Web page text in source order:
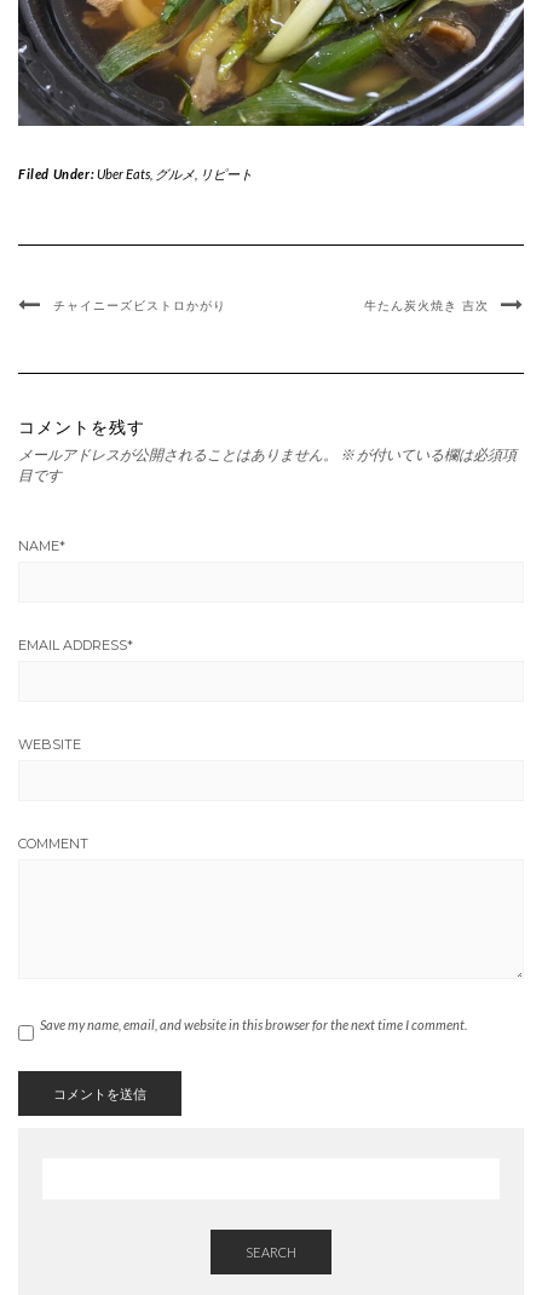
Filed Under:Uber Eats, グルメ, リピート
チャイニーズビストロかがり 牛たん炭火焼き 吉次
コメントを残す
メールアドレスが公開されることはありません。 ※ が付いている欄は必須項
目です
NAME*
EMAIL ADDRESS*
WEBSITE
COMMENT
Save my name, email, and website in this browser for the next time I comment.
SEARCH